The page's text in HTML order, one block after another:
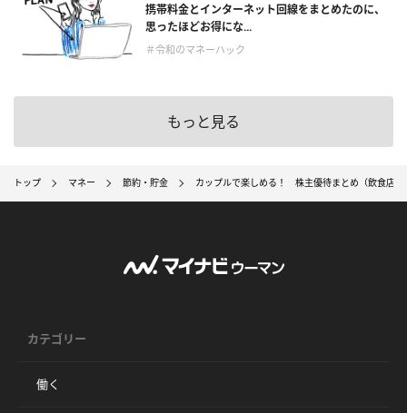
携帯料金とインターネット回線をまとめたのに、
思ったほどお得にな...
＃令和のマネーハック
もっと見る
トップ マネー 節約・貯金 カップルで楽しめる！ 株主優待まとめ（飲食店編
カテゴリー
働く